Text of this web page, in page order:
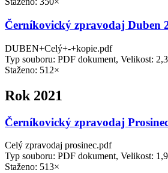
Černíkovický zpravodaj Duben
DUBEN+Celý+-+kopie.pdf
Typ souboru: PDF dokument, Velikost:
Staženo: 512×
Rok 2021
Černíkovický zpravodaj
Celý zpravodaj prosinec.pdf
Typ souboru: PDF dokument, Velikost:
Staženo: 513×